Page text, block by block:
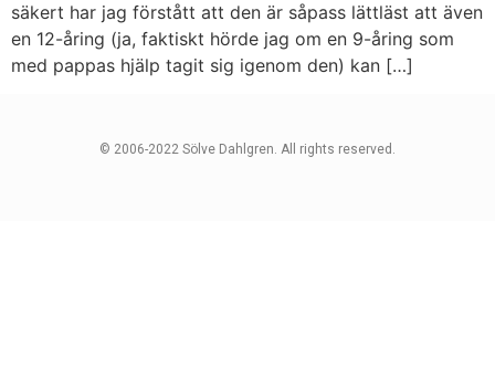
säkert har jag förstått att den är såpass lättläst att även
en 12-åring (ja, faktiskt hörde jag om en 9-åring som
med pappas hjälp tagit sig igenom den) kan […]
© 2006-2022 Sölve Dahlgren. All rights reserved.